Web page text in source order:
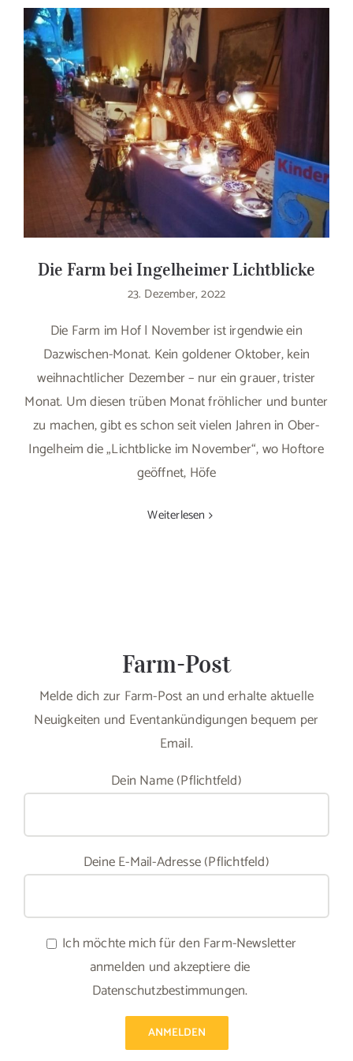
Die Farm bei Ingelheimer Lichtblicke
23. Dezember, 2022
Die Farm im Hof | November ist irgendwie ein
Dazwischen-Monat. Kein goldener Oktober, kein
weihnachtlicher Dezember – nur ein grauer, trister
Monat. Um diesen trüben Monat fröhlicher und bunter
zu machen, gibt es schon seit vielen Jahren in Ober-
Ingelheim die „Lichtblicke im November“, wo Hoftore
geöffnet, Höfe
Weiterlesen
Farm-Post
Melde dich zur Farm-Post an und erhalte aktuelle
Neuigkeiten und Eventankündigungen bequem per
Email.
Dein Name (Pflichtfeld)
Deine E-Mail-Adresse (Pflichtfeld)
Ich möchte mich für den Farm-Newsletter
anmelden und akzeptiere die
Datenschutzbestimmungen.